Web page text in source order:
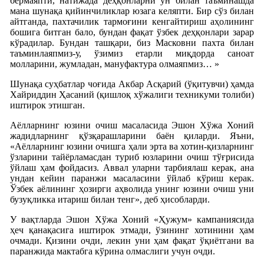
мана шунақа қийинчиликлар юзага келяпти. Бир сўз билан
айтганда, пахтачилик тармоғини кенгайтириш аҳолининг
бошига битган бало, бундан фақат ўзбек деҳқонлари зарар
кўрадилар. Бундан ташқари, биз Масковни пахта билан
таъминлаяпмиз-у, ўзимиз етарли миқдорда саноат
молларини, жумладан, мануфактура олмаяпмиз… »
Шунақа суҳбатлар чоғида Акбар Асқарий (ўқитувчи) ҳамда
Хайриддин Ҳасаний (қишлоқ хўжалиги техникуми толиби)
иштирок этишган.
Аёлларнинг юзини очиш масаласида Эшон Хўжа Хоний
жадидларнинг қўзқарашларини баён қиларди. Яъни,
«Аёлларнинг юзини очишга ҳали эрта ва хотин-қизларнинг
ўзларини тайёрламасдан туриб юзларини очиш тўғрисида
ўйлаш ҳам фойдасиз. Аввал уларни тарбиялаш керак, ана
ундан кейин паранжи масаласини ўйлаб кўриш керак.
Ўзбек аёлининг ҳозирги аҳволида унинг юзини очиш уни
бузуқликка итариш билан тенг», деб ҳисобларди.
У вақтларда Эшон Хўжа Хоний «Ҳужум» кампаниясида
ҳеч қанақасига иштирок этмади, ўзининг хотинини ҳам
очмади. Қизини очди, лекин уни ҳам фақат ўқиётгани ва
паранжида мактабга кўрина олмаслиги учун очди.